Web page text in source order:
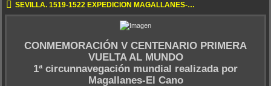
SEVILLA. 1519-1522 EXPEDICIÓN MAGALLANES-ELCANO
CONMEMORACIÓN V CENTENARIO PRIMERA
VUELTA AL MUNDO
1ª circunnavegación mundial realizada por
Magallanes-El Cano